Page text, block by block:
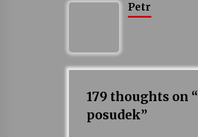
Petr
179 thoughts on “
posudek”